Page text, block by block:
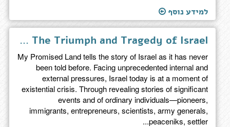
למידע נוסף
My Promised Land - The Triumph and Tragedy of Israel
My Promised Land tells the story of Israel as it has never
been told before. Facing unprecedented internal and
external pressures, Israel today is at a moment of
existential crisis. Through revealing stories of significant
events and of ordinary individuals—pioneers,
immigrants, entrepreneurs, scientists, army generals,
peaceniks, settler...